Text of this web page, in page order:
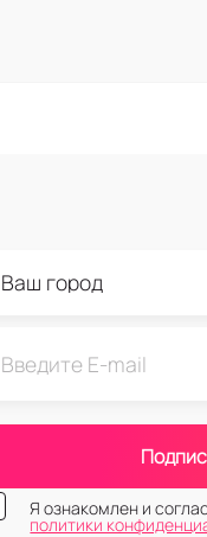
Я ознакомлен и
политики